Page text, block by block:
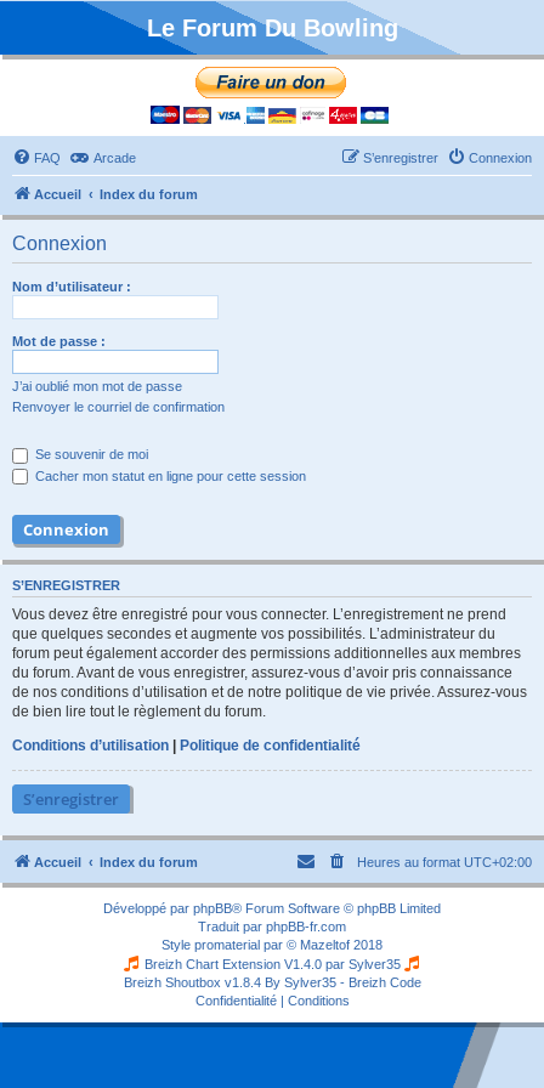
Le Forum Du Bowling
FAQ Arcade Connexion
S’enregistrer
Accueil Index du forum
Connexion
Nom d’utilisateur :
Mot de passe :
J’ai oublié mon mot de passe
Renvoyer le courriel de confirmation
Se souvenir de moi
Cacher mon statut en ligne pour cette session
S’ENREGISTRER
Vous devez être enregistré pour vous connecter. L’enregistrement ne prend
que quelques secondes et augmente vos possibilités. L’administrateur du
forum peut également accorder des permissions additionnelles aux membres
du forum. Avant de vous enregistrer, assurez-vous d’avoir pris connaissance
de nos conditions d’utilisation et de notre politique de vie privée. Assurez-vous
de bien lire tout le règlement du forum.
Conditions d’utilisation | Politique de confidentialité
S’enregistrer
Accueil Index du forum Heures au format UTC+02:00
Développé par phpBB® Forum Software © phpBB Limited
Traduit par phpBB-fr.com
Style promaterial par © Mazeltof 2018
Breizh Chart Extension V1.4.0 par Sylver35
Breizh Shoutbox v1.8.4 By Sylver35 - Breizh Code
Confidentialité| Conditions